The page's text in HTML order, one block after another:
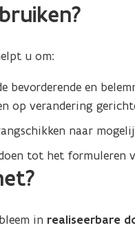
u om:
bevorderende en
op verandering
naar
tot het formuleren
in realiseerbare